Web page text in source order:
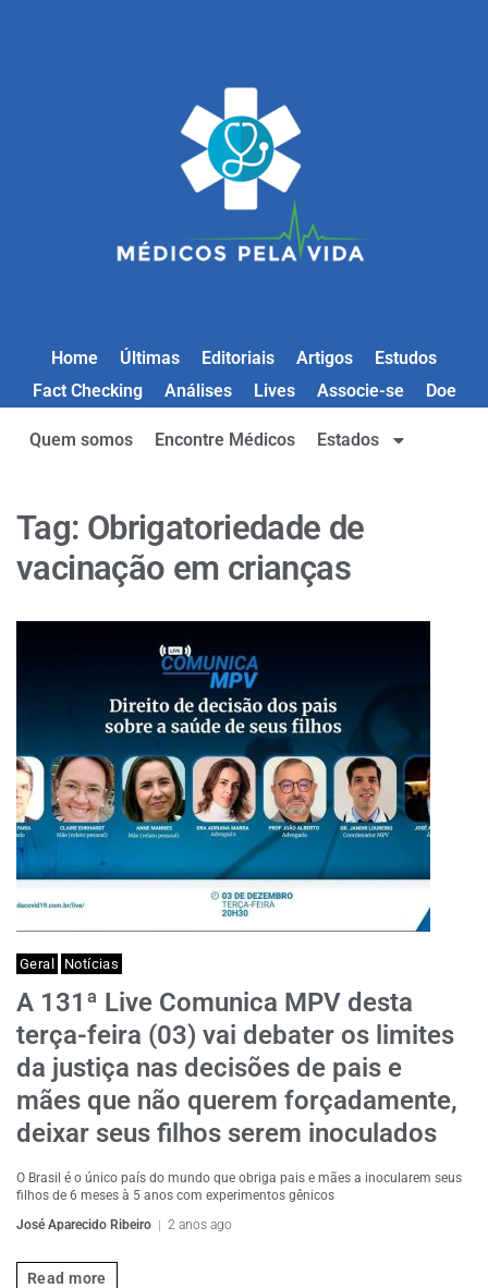
Home Últimas Editoriais Artigos
Estudos
Fact Checking
Análises Lives Associe-se Doe
Quem somos Encontre Médicos Estados
Tag: Obrigatoriedade de
vacinação em crianças
Geral Notícias
A 131ª Live Comunica MPV desta
terça-feira (03) vai debater os limites
da justiça nas decisões de pais e
mães que não querem forçadamente,
deixar seus filhos serem inoculados
O Brasil é o único país do mundo que obriga pais e mães a inocularem seus
filhos de 6 meses à 5 anos com experimentos gênicos
José Aparecido Ribeiro
2 anos ago
Read more